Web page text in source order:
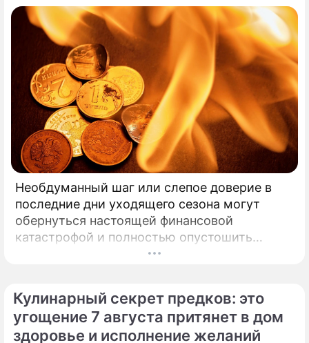
Необдуманный шаг или слепое доверие в
последние дни уходящего сезона могут
обернуться настоящей финансовой
катастрофой и полностью опустошить
кошелек. Известная шаманка и ясновидящая
привык легкомысленно относиться к своим
сбережениям.
Кулинарный секрет предков: это
угощение 7 августа притянет в дом
здоровье и исполнение желаний